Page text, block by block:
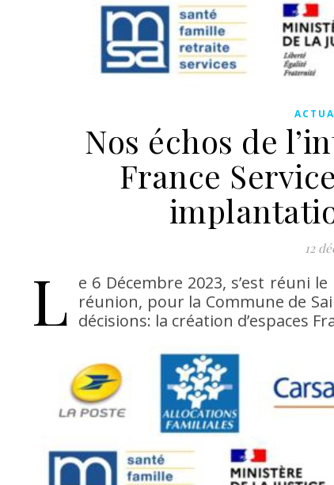
Nos échos de
France
12
L e 6 Décembre 2023, s’est réuni
réunion, pour la Commune de
décisions: la création d’espaces